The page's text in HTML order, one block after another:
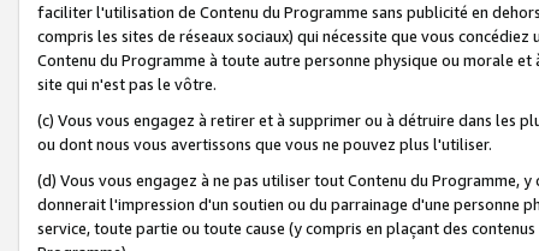
faciliter l'utilisation de Contenu du Programme sans publicité en
compris les sites de réseaux sociaux) qui nécessite que vous
Contenu du Programme à toute autre personne physique ou morale
site qui n'est pas le vôtre.
(c) Vous vous engagez à retirer et à supprimer ou à détruire dans les
ou dont nous vous avertissons que vous ne pouvez plus l'utiliser.
(d) Vous vous engagez à ne pas utiliser tout Contenu du Programme,
donnerait l'impression d'un soutien ou du parrainage d'une personne
service, toute partie ou toute cause (y compris en plaçant des